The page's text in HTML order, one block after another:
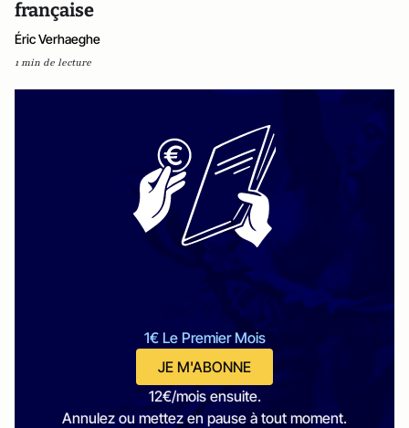
française
Éric Verhaeghe
1 min de lecture
1€ Le Premier Mois
JE M'ABONNE
12€/mois ensuite.
Annulez ou mettez en pause à tout moment.